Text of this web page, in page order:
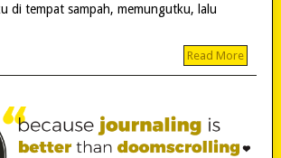
di tempat sampah, memungutku, lalu
Read More